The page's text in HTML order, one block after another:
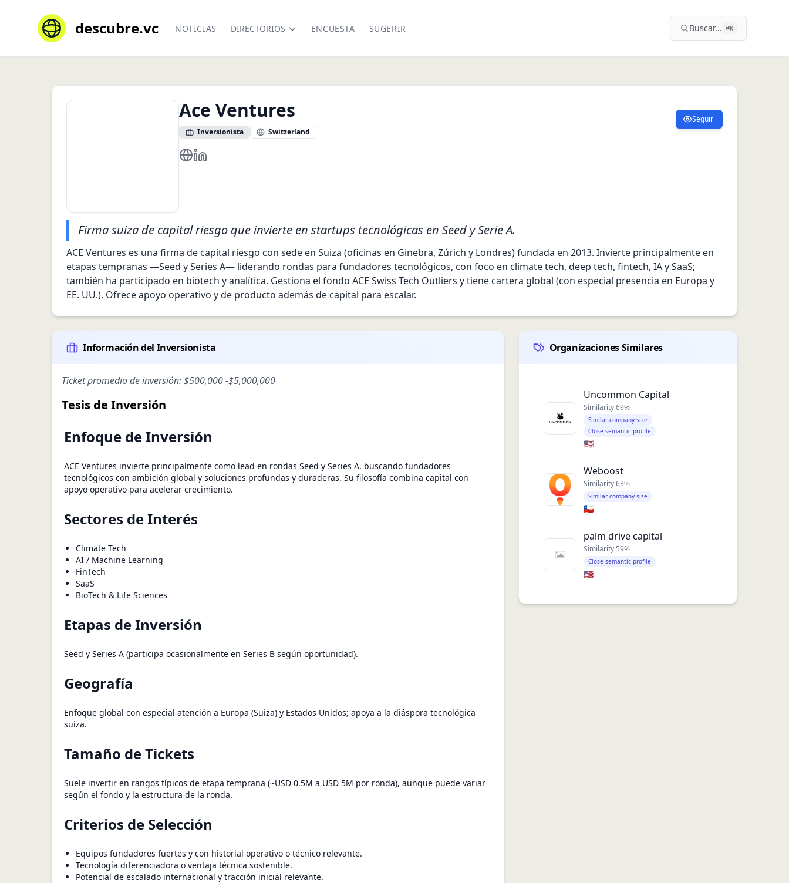
descubre.vc NOTICIAS DIRECTORIOS ENCUESTA SUGERIR Buscar... ⌘K
Ace Ventures
Inversionista Switzerland
Seguir
https://www.aceventures.vc/
https://www.linkedin.com/company/aceventures-vc
Firma suiza de capital riesgo que invierte en startups tecnológicas en Seed y Serie A.
ACE Ventures es una firma de capital riesgo con sede en Suiza (oficinas en Ginebra, Zúrich y Londres) fundada en 2013. Invierte principalmente en
etapas tempranas —Seed y Series A— liderando rondas para fundadores tecnológicos, con foco en climate tech, deep tech, fintech, IA y SaaS;
también ha participado en biotech y analítica. Gestiona el fondo ACE Swiss Tech Outliers y tiene cartera global (con especial presencia en Europa y
EE. UU.). Ofrece apoyo operativo y de producto además de capital para escalar.
Información del Inversionista
Ticket promedio de inversión:$500,000-$5,000,000
Tesis de Inversión
Enfoque de Inversión
ACE Ventures invierte principalmente como lead en rondas Seed y Series A, buscando fundadores
tecnológicos con ambición global y soluciones profundas y duraderas. Su filosofía combina capital con
apoyo operativo para acelerar crecimiento.
Sectores de Interés
Climate Tech
AI / Machine Learning
FinTech
SaaS
BioTech & Life Sciences
Etapas de Inversión
Seed y Series A (participa ocasionalmente en Series B según oportunidad).
Geografía
Enfoque global con especial atención a Europa (Suiza) y Estados Unidos; apoya a la diáspora tecnológica
suiza.
Tamaño de Tickets
Suele invertir en rangos típicos de etapa temprana (~USD 0.5M a USD 5M por ronda), aunque puede variar
según el fondo y la estructura de la ronda.
Criterios de Selección
Equipos fundadores fuertes y con historial operativo o técnico relevante.
Tecnología diferenciadora o ventaja técnica sostenible.
Potencial de escalado internacional y tracción inicial relevante.
Organizaciones Similares
Uncommon Capital
Similarity69%
Similar company size
Close semantic profile
🇺🇸
Weboost
Similarity63%
Similar company size
🇨🇱
palm drive capital
Similarity 59%
Close semantic profile
🇺🇸